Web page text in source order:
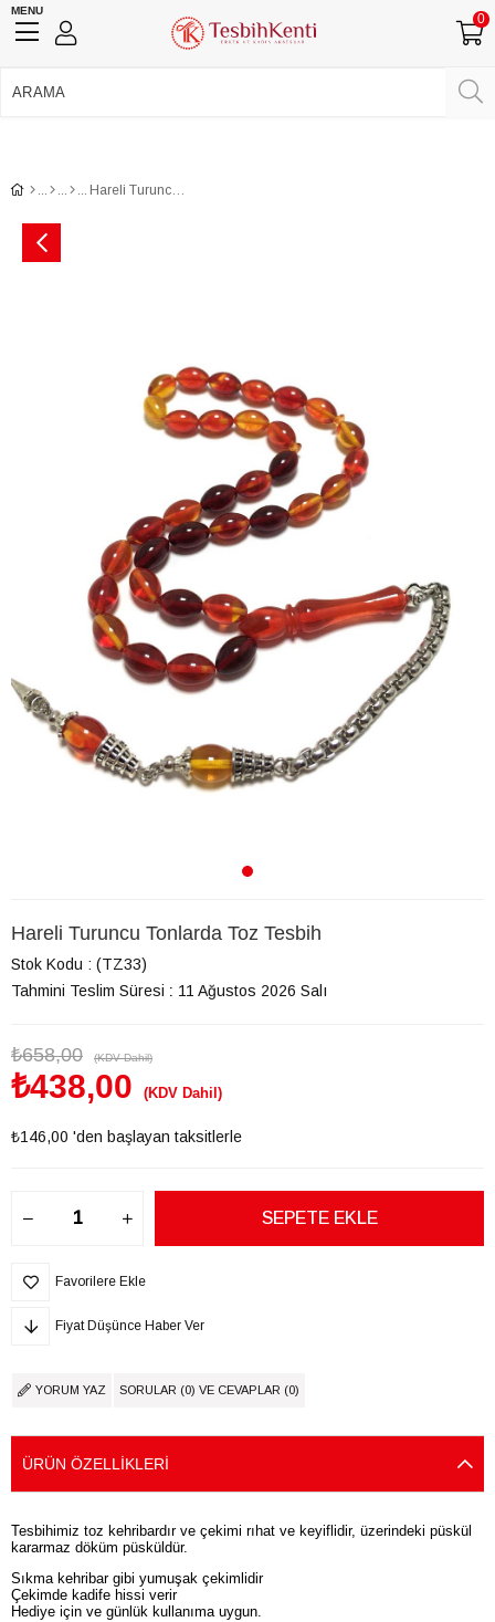
MENU
0
Hareli Turuncu Tonlarda Toz Tesbih
Hareli Turuncu Tonlarda Toz Tesbih
Stok Kodu
(TZ33)
Tahmini Teslim Süresi : 11 Ağustos 2026 Salı
₺658,00 (KDV Dahil)
₺438,00 (KDV Dahil)
₺146,00 'den başlayan taksitlerle
Favorilere Ekle
Fiyat Düşünce Haber Ver
YORUM YAZ SORULAR (0) VE CEVAPLAR (0)
ÜRÜN ÖZELLIKLERI
Tesbihimiz toz kehribardır ve çekimi rıhat ve keyiflidir, üzerindeki püskül
kararmaz döküm püsküldür.
Sıkma kehribar gibi yumuşak çekimlidir
Çekimde kadife hissi verir
Hediye için ve günlük kullanıma uygun.